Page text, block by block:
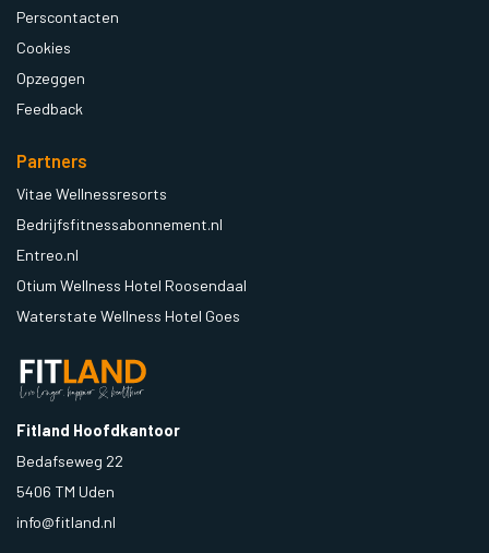
Perscontacten
Cookies
Opzeggen
Feedback
Partners
Vitae Wellnessresorts
Bedrijfsfitnessabonnement.nl
Entreo.nl
Otium Wellness Hotel Roosendaal
Waterstate Wellness Hotel Goes
Fitland Hoofdkantoor
Bedafseweg 22
5406 TM Uden
info@fitland.nl